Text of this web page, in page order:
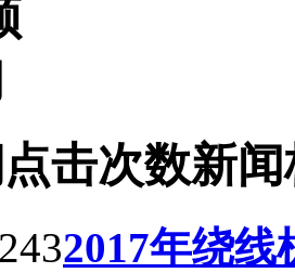
点击次数新
432017年绕